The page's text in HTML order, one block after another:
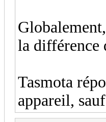
la différence
Tasmota
appareil,